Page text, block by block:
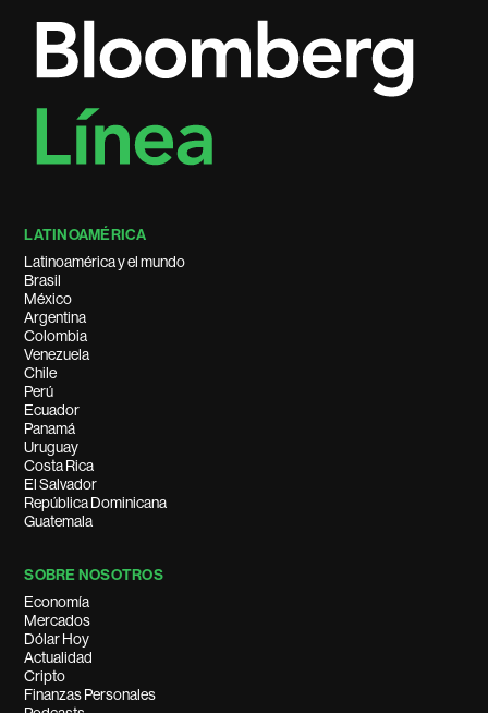
LATINOAMÉRICA
Latinoamérica y el mundo
Brasil
México
Argentina
Colombia
Venezuela
Chile
Perú
Ecuador
Panamá
Uruguay
Costa Rica
El Salvador
República Dominicana
Guatemala
SOBRE NOSOTROS
Economía
Mercados
Dólar Hoy
Actualidad
Cripto
Finanzas Personales